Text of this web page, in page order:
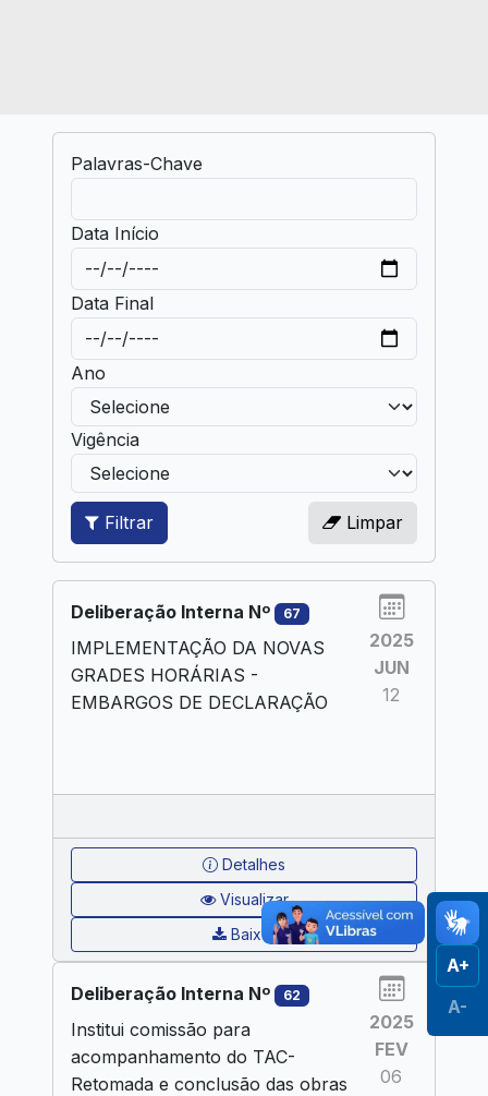
Palavras-Chave
Data Início
Data Final
Ano
Vigência
Filtrar Limpar
Deliberação Interna Nº 67
IMPLEMENTAÇÃO DA NOVAS
GRADES HORÁRIAS -
EMBARGOS DE DECLARAÇÃO
2025
JUN
12
Detalhes
Visualizar
Baixar
Deliberação Interna Nº 62
Institui comissão para
acompanhamento do TAC-
Retomada e conclusão das obras
2025
FEV
06
A+
A-